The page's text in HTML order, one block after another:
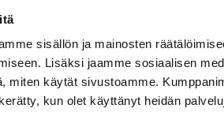
sisällön ja mainosten
Lisäksi jaamme sosiaalisen
miten käytät sivustoamme.
kun olet käyttänyt heidän